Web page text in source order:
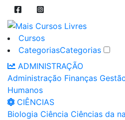
Cursos
CategoriasCategorias
ADMINISTRAÇÃO
Administração Finanças
Humanos
CIÊNCIAS
Biologia Ciência Ciências da